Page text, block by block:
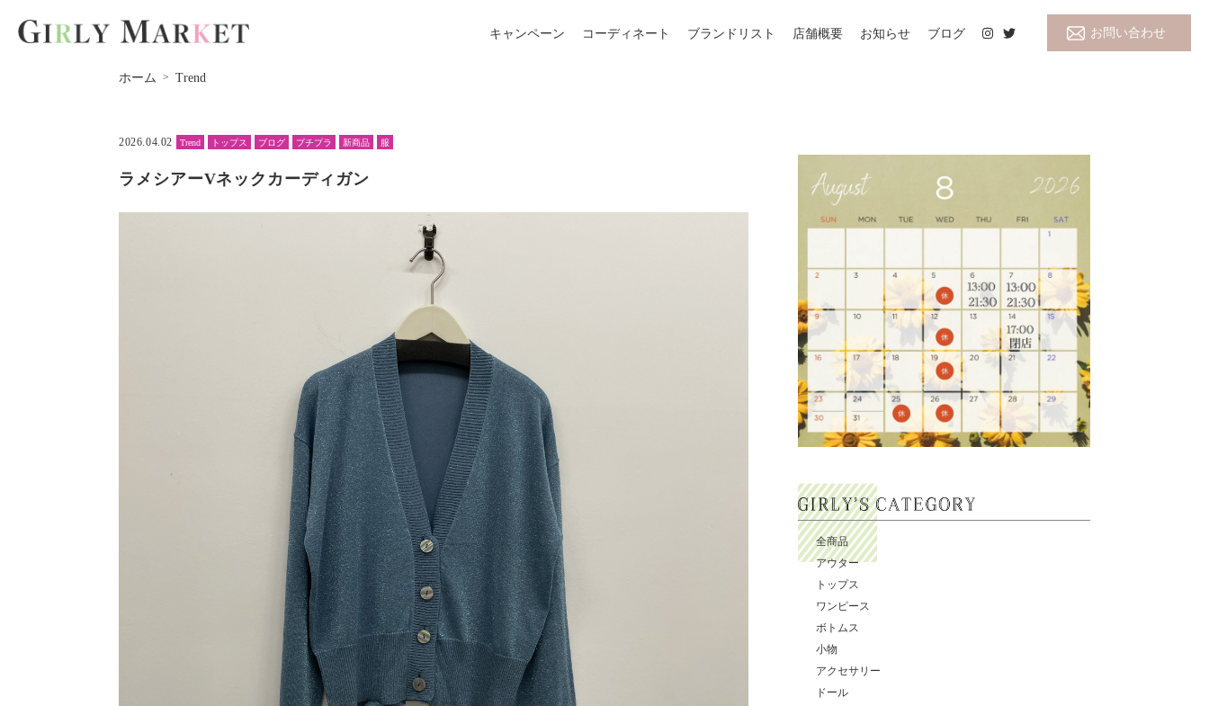
キャンペーン コーディネート ブランドリスト 店舗概要 お知らせ ブログ お問い合わせ
ホーム Trend
2026.04.02 Trend トップス ブログ プチプラ 新商品 服
ラメシアーVネックカーディガン
全商品
アウター
トップス
ワンピース
ボトムス
小物
アクセサリー
ドール